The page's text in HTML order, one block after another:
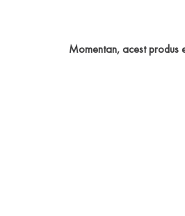
Momentan, acest produs